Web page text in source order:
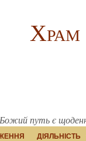
Храм
путь є
ДІЯЛЬНІСТЬ